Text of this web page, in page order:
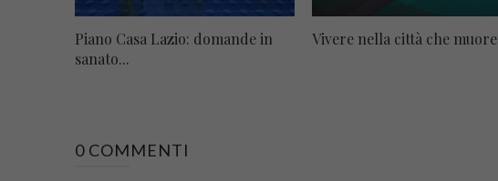
Piano Casa Lazio: domande in
sanato...
Vivere nella città che muore
0 COMMENTI